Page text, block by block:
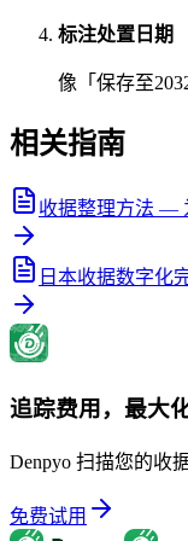
标注处置日期
像「保存至
相关指南
收据整理方法 —
日本收据数字化
追踪费用，最大
Denpyo 扫描您的收
免费试用